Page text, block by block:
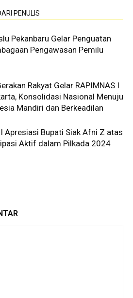
PENULIS
Pekanbaru Gelar Penguatan
Pengawasan Pemilu
Rakyat Gelar RAPIMNAS I
Konsolidasi Nasional Menuju
Mandiri dan Berkeadilan
Apresiasi Bupati Siak Afni Z atas
Aktif dalam Pilkada 2024